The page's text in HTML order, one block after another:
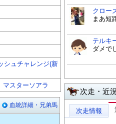
シュチャレンジ(新
マスターソアラ
血統詳細・兄弟馬
クロー
テルキ
次走・近
次走情報